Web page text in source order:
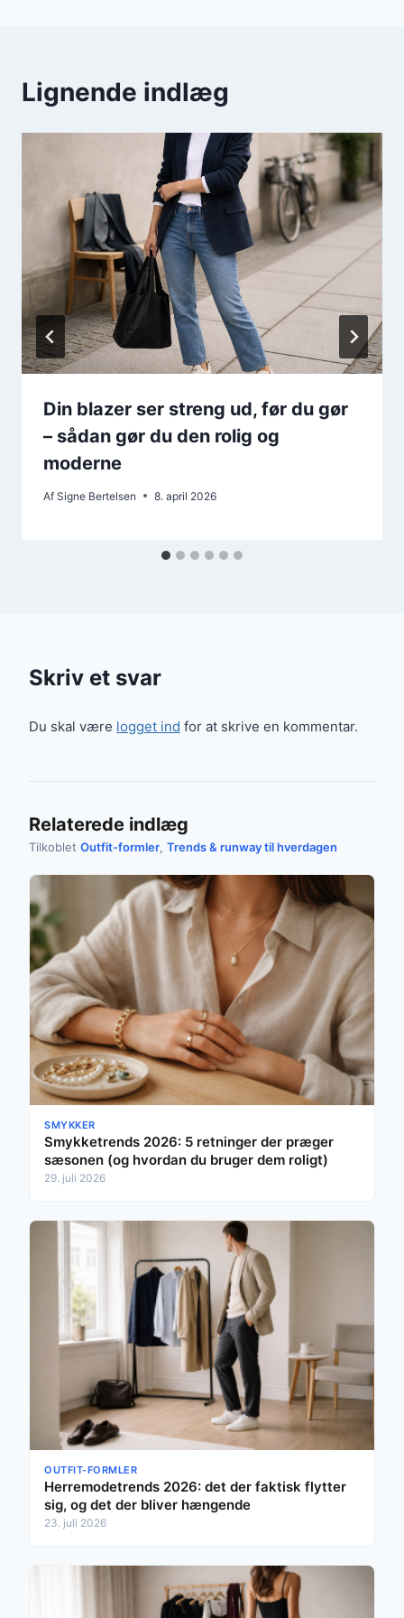
Lignende indlæg
Din blazer ser streng ud, før du gør
– sådan gør du den rolig og
moderne
Af Signe Bertelsen 8. april 2026
Skriv et svar
Du skal være logget ind for at skrive en kommentar.
Relaterede indlæg
Tilkoblet Outfit-formler, Trends & runway til hverdagen
SMYKKER
Smykketrends 2026: 5 retninger der præger
sæsonen (og hvordan du bruger dem roligt)
29. juli 2026
OUTFIT-FORMLER
Herremodetrends 2026: det der faktisk flytter
sig, og det der bliver hængende
23. juli 2026